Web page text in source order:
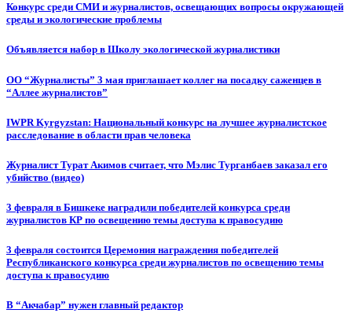
Конкурс среди СМИ и журналистов, освещающих вопросы окружающей
среды и экологические проблемы
Объявляется набор в Школу экологической журналистики
ОО “Журналисты” 3 мая приглашает коллег на посадку саженцев в
“Аллее журналистов”
IWPR Kyrgyzstan: Национальный конкурс на лучшее журналистское
расследование в области прав человека
Журналист Турат Акимов считает, что Мэлис Турганбаев заказал его
убийство (видео)
3 февраля в Бишкеке наградили победителей конкурса среди
журналистов КР по освещению темы доступа к правосудию
3 февраля состоится Церемония награждения победителей
Республиканского конкурса среди журналистов по освещению темы
доступа к правосудию
В “Акчабар” нужен главный редактор